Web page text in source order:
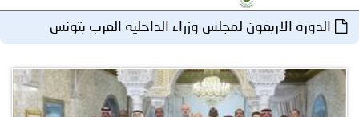
المجلس
مؤتمرات
الدورة الاربعون لمجلس وزراء الداخلية العرب بتونس